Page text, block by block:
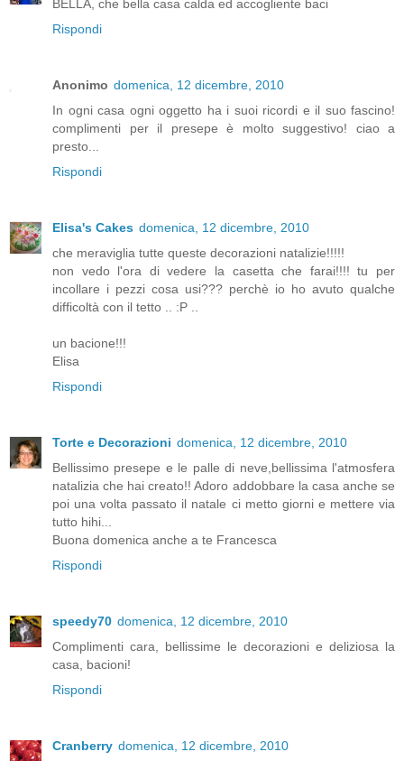
BELLA, che bella casa calda ed accogliente baci
Rispondi
Anonimo domenica, 12 dicembre, 2010
In ogni casa ogni oggetto ha i suoi ricordi e il suo fascino!
complimenti per il presepe è molto suggestivo! ciao a
presto...
Rispondi
Elisa's Cakes domenica, 12 dicembre, 2010
che meraviglia tutte queste decorazioni natalizie!!!!!
non vedo l'ora di vedere la casetta che farai!!!! tu per
incollare i pezzi cosa usi??? perchè io ho avuto qualche
difficoltà con il tetto .. :P ..
un bacione!!!
Elisa
Rispondi
Torte e Decorazioni domenica, 12 dicembre, 2010
Bellissimo presepe e le palle di neve,bellissima l'atmosfera
natalizia che hai creato!! Adoro addobbare la casa anche se
poi una volta passato il natale ci metto giorni e mettere via
tutto hihi...
Buona domenica anche a te Francesca
Rispondi
speedy70 domenica, 12 dicembre, 2010
Complimenti cara, bellissime le decorazioni e deliziosa la
casa, bacioni!
Rispondi
Cranberry domenica, 12 dicembre, 2010